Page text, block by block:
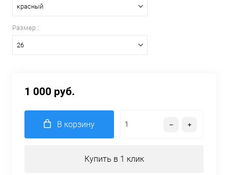
красный
Размер :
26
1 000 руб.
В корзину
Купить в 1 клик